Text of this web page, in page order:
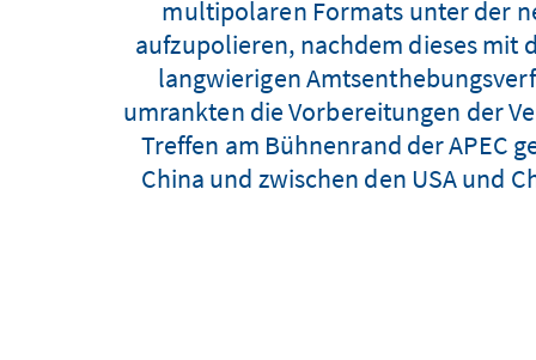
multipolaren Formats unter der
aufzupolieren, nachdem dieses mit
langwierigen
umrankten die Vorbereitungen der
Treffen am Bühnenrand der APEC
China und zwischen den USA und